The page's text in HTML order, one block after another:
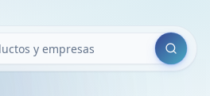
Buscar